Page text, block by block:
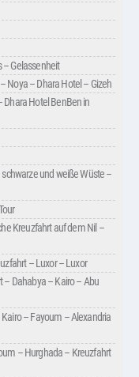
– Gelassenheit
Noya – Dhara Hotel – Gizeh
Dhara Hotel BenBen in
und weiße Wüste –
Kreuzfahrt auf dem Nil –
– Luxor – Luxor
– Dahabya – Kairo – Abu
– Fayoum – Alexandria
– Hurghada – Kreuzfahrt